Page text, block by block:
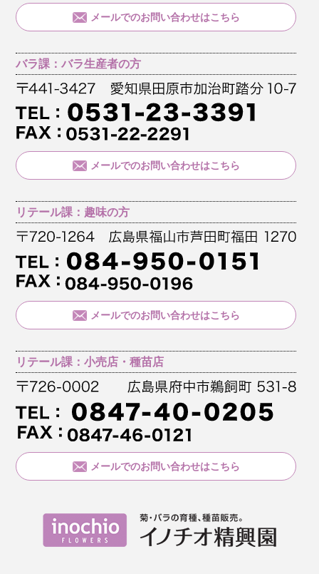
メールでのお問い合わせはこちら
バラ課：バラ生産者の方
メールでのお問い合わせはこちら
リテール課：趣味の方
メールでのお問い合わせはこちら
リテール課：小売店・種苗店
メールでのお問い合わせはこちら